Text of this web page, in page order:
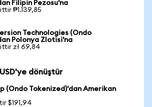
Filipin Pezosu'na
₱1.139,85
Technologies (Ondo
Polonya Zlotisi'na
zł 69,84
dönüştür
(Ondo Tokenized)'dan Amerikan
$191,94